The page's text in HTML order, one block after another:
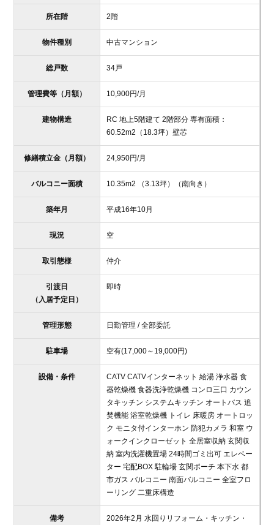
所在階 2階
物件種別 中古マンション
総戸数 34戸
管理費等（月額） 10,900円/月
建物構造
RC 地上5階建て 2階部分 専有面積：
60.52m2 （18.3坪）壁芯
修繕積立金（月額） 24,950円/月
バルコニー面積 10.35m2 （3.13坪） （南向き）
築年月 平成16年10月
現況 空
取引態様 仲介
引渡日
（入居予定日）
即時
管理形態 日勤管理 / 全部委託
駐車場 空有(17,000～19,000円)
設備・条件
CATV CATVインターネット 給湯 浄水器 食
器乾燥機 食器洗浄乾燥機 コンロ三口 カウン
タキッチン システムキッチン オートバス 追
焚機能 浴室乾燥機 トイレ 床暖房 オートロッ
ク モニタ付インターホン 防犯カメラ 和室 ウ
ォークインクローゼット 全居室収納 玄関収
納 室内洗濯機置場 24時間ゴミ出可 エレベー
ター 宅配BOX 駐輪場 玄関ポーチ 本下水 都
市ガス バルコニー 南面バルコニー 全室フロ
ーリング 二重床構造
備考
2026年2月 水回りリフォーム・キッチン・